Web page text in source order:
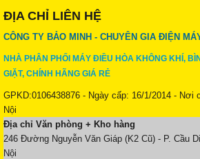
ĐỊA CHỈ LIÊN HỆ
CÔNG TY BẢO MINH - CHUYÊN GIA ĐIỆN
NHÀ PHÂN PHỐI MÁY ĐIỀU HÒA KHÔNG KHÍ,
GIẶT, CHÍNH HÃNG GIÁ RẺ
GPKD:0106438876 - Ngày cấp: 16/1/2014 -
Nội
Địa chỉ Văn phòng + Kho hàng
246 Đường Nguyễn Văn Giáp (K2 Cũ) - P. Cầu
Nội